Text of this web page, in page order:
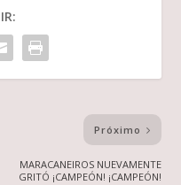
Próximo
MARACANEIROS NUEVAMENTE
GRITÓ ¡CAMPEÓN! ¡CAMPEÓN!